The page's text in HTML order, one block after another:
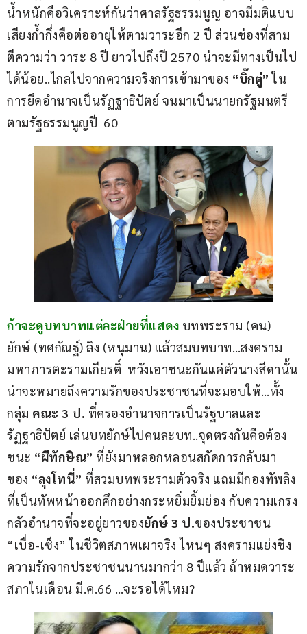
น้ำหนักคือวิเคราะห์กันว่าศาลรัฐธรรมนูญ อาจมีมติแบบ
เสียงก้ำกึ่งคือต่ออายุให้ตามวาระอีก 2 ปี ส่วนช่องที่สาม
ตีความว่า วาระ 8 ปี ยาวไปถึงปี 2570 น่าจะมีทางเป็นไป
ได้น้อย..ไกลไปจากความจริงการเข้ามาของ “บิ๊กตู่” ใน
การยึดอำนาจเป็นรัฏฐาธิปัตย์ จนมาเป็นนายกรัฐมนตรี
ตามรัฐธรรมนูญปี  60
ถ้าจะดูบทบาทแต่ละฝ่ายที่แสดง บทพระราม (คน)
ยักษ์ (ทศกัณฐ์) ลิง (หนุมาน) แล้วสมบทบาท…สงคราม
มหาภารตะรามเกียรติ์  หวังเอาชนะกันแค่ตัวนางสีดานั้น
น่าจะหมายถึงความรักของประชาชนที่จะมอบให้…ทั้ง
กลุ่ม คณะ 3 ป. ที่ครองอำนาจการเป็นรัฐบาลและ
รัฏฐาธิปัตย์ เล่นบทยักษ์ไปคนละบท..จุดตรงกันคือต้อง
ชนะ “ผีทักษิณ” ที่ยังมาหลอกหลอนสกัดการกลับมา
ของ “ลุงโทนี่” ที่สวมบทพระรามตัวจริง แถมมีกองทัพลิง
ที่เป็นทัพหน้าออกศึกอย่างกระหยิ่มยิ้มย่อง กับความเกรง
กลัวอำนาจที่จะอยู่ยาวของยักษ์ 3 ป.ของประชาชน
“เบื่อ-เซ็ง” ในชีวิตสภาพเผาจริง ไหนๆ สงครามแย่งชิง
ความรักจากประชาชนนานมากว่า 8 ปีแล้ว ถ้าหมดวาระ
สภาในเดือน มี.ค.66 …จะรอได้ไหม?